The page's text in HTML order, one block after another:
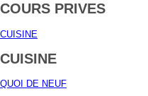
COURS PRIVES
CUISINE
CUISINE
QUOI DE NEUF